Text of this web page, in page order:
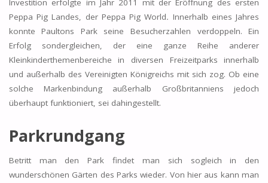
Investition erfolgte im Jahr 2011 mit der Eröffnung des ersten
Peppa Pig Landes, der Peppa Pig World. Innerhalb eines Jahres
konnte Paultons Park seine Besucherzahlen verdoppeln. Ein
Erfolg sondergleichen, der eine ganze Reihe anderer
Kleinkinderthemenbereiche in diversen Freizeitparks innerhalb
und außerhalb des Vereinigten Königreichs mit sich zog. Ob eine
solche Markenbindung außerhalb Großbritanniens jedoch
überhaupt funktioniert, sei dahingestellt.
Parkrundgang
Betritt man den Park findet man sich sogleich in den
wunderschönen Gärten des Parks wieder. Von hier aus kann man